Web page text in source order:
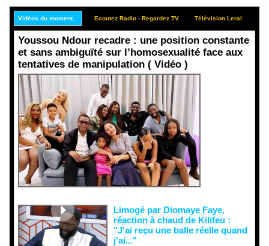
Vidéos du moment... Ecoutez Radio - Regardez TV Télévision Leral
Youssou Ndour recadre : une position constante
et sans ambiguïté sur l’homosexualité face aux
tentatives de manipulation ( Vidéo )
Limogé par Diomaye Faye,
réaction à chaud de Kilifeu :
"J'ai reçu une balle réelle quand
j'ai..."